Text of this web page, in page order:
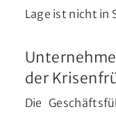
Lage ist nicht in
der
Die